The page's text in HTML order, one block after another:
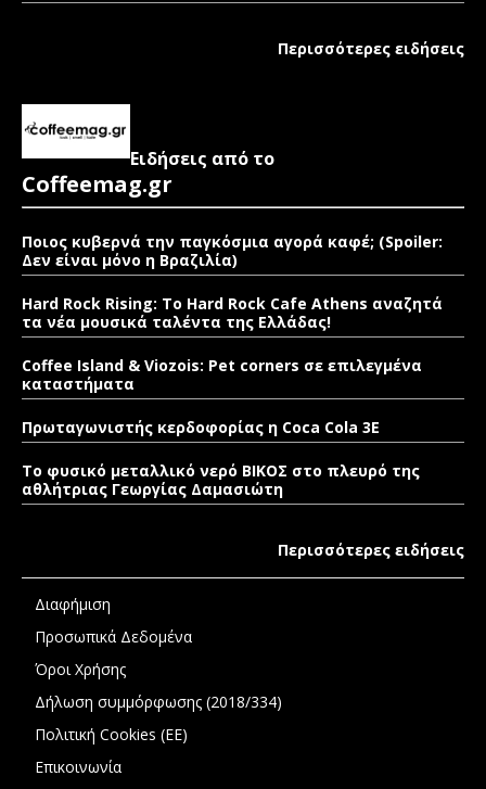
Περισσότερες ειδήσεις
Ειδήσεις από το
Coffeemag.gr
Ποιος κυβερνά την παγκόσμια αγορά καφέ; (Spoiler:
Δεν είναι μόνο η Βραζιλία)
Hard Rock Rising: Το Hard Rock Cafe Athens αναζητά
τα νέα μουσικά ταλέντα της Ελλάδας!
Coffee Island & Viozois: Pet corners σε επιλεγμένα
καταστήματα
Πρωταγωνιστής κερδοφορίας η Coca Cola 3E
Το φυσικό μεταλλικό νερό ΒΙΚΟΣ στο πλευρό της
αθλήτριας Γεωργίας Δαμασιώτη
Περισσότερες ειδήσεις
Διαφήμιση
Προσωπικά Δεδομένα
Όροι Χρήσης
Δήλωση συμμόρφωσης (2018/334)
Πολιτική Cookies (ΕΕ)
Επικοινωνία